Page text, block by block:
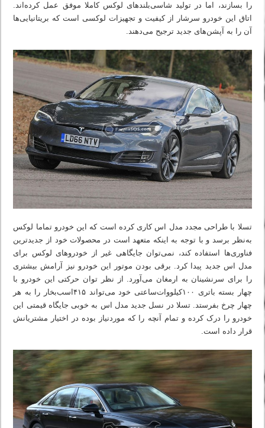
را بسازند، اما در تولید شاسی‌بلندهای لوکس کاملا موفق عمل کرده‌اند.
اتاق این خودرو سرشار از کیفیت و تجهیزات لوکسی است که بریتانیایی‌ها
آن را به آپشن‌های جدید ترجیح می‌دهند.
تسلا با طراحی مجدد مدل اس کاری کرده است که این خودرو تماما لوکس
به‌‌نظر برسد و با توجه به اینکه متعهد است در محصولات خود از جدیدترین
فناوری‌ها استفاده کند، نمی‌توان جایگاهی غیر از خودروهای لوکس برای
مدل اس جدید پیدا کرد. برقی بودن موتور این خودرو نیز آرامش بیشتری
را برای سرنشینان به ارمغان می‌آورد. از نظر توان حرکتی این خودرو با
چهار بسته باتری ۱۰۰کیلووات‌ساعتی خود می‌تواند ۴۱۵اسب‌بخار را به هر
چهار چرخ بفرستد. تسلا در نسل جدید مدل اس به خوبی جایگاه قیمتی این
خودرو را درک کرده و تمام آنچه را که موردنیاز بوده در اختیار مشتریانش
قرار داده است.